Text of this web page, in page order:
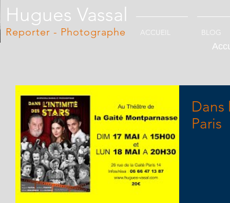
Hugues Vassal
Reporter - Photographe ACCUEIL BLOG
Dans
Paris